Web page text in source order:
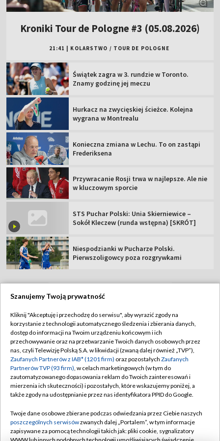
Kroniki Tour de Pologne #3 (05.08.2026)
21:41 KOLARSTWO / TOUR DE POLOGNE
Świątek zagra w 3. rundzie w Toronto.
Znamy godzinę jej meczu
Hurkacz na zwycięskiej ścieżce. Kolejna
wygrana w Montrealu
Konieczna zmiana w Lechu. To on zastąpi
Frederiksena
Przywracanie Rosji trwa w najlepsze. Ale nie
w kluczowym sporcie
STS Puchar Polski: Unia Skierniewice –
Sokół Kleczew (runda wstępna) [SKRÓT]
Niespodzianki w Pucharze Polski.
Pierwszoligowcy poza rozgrywkami
TVP
Abonament TVP
Sklep TVP
Biuro Reklamy
Oferta Handlowa
Telegazeta ogłoszenia
Rada Programowa
Ogłoszenia przetargowe
Regulamin TVP
Polityka prywatności
Moje zgody
Biuro reklamy
Kontakt
Kanały
Szanujemy Twoją prywatność
Kliknij "Akceptuję i przechodzę do serwisu", aby wyrazić zgody na
korzystanie z technologii automatycznego śledzenia i zbierania danych,
dostęp do informacji na Twoim urządzeniu końcowym i ich
przechowywanie oraz na przetwarzanie Twoich danych osobowych przez
nas, czyli Telewizję Polską S.A. w likwidacji (zwaną dalej również „TVP”),
Zaufanych Partnerów z IAB* (1201 firm) oraz pozostałych Zaufanych
Partnerów TVP (93 firm), w celach marketingowych (w tym do
zautomatyzowanego dopasowania reklam do Twoich zainteresowań i
mierzenia ich skuteczności) i pozostałych, które wskazujemy poniżej, a
także zgody na udostępnianie przez nas identyfikatora PPID do Google.
Twoje dane osobowe zbierane podczas odwiedzania przez Ciebie naszych
poszczególnych serwisówzwanych dalej „Portalem”, w tym informacje
zapisywane za pomocą technologii takich jak: pliki cookie, sygnalizatory